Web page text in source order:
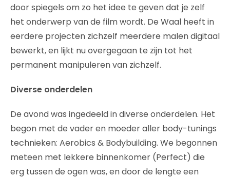
door spiegels om zo het idee te geven dat je zelf
het onderwerp van de film wordt. De Waal heeft in
eerdere projecten zichzelf meerdere malen digitaal
bewerkt, en lijkt nu overgegaan te zijn tot het
permanent manipuleren van zichzelf.
Diverse onderdelen
De avond was ingedeeld in diverse onderdelen. Het
begon met de vader en moeder aller body-tunings
technieken: Aerobics & Bodybuilding. We begonnen
meteen met lekkere binnenkomer (Perfect) die
erg tussen de ogen was, en door de lengte een